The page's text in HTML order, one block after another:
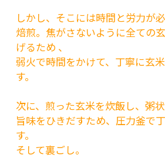
しかし、そこには時間と労力が
焙煎。焦がさないように全ての
げるため 、
弱火で時間をかけて、丁寧に玄
す。
次に、煎った玄米を炊飯し、粥
旨味をひきだすため、圧力釜で
す。
そして裏ごし。